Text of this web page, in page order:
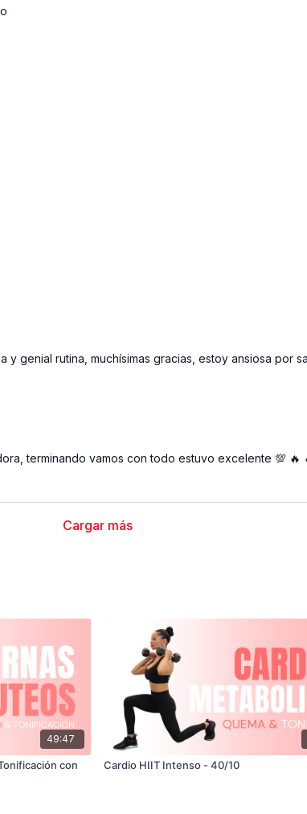
genial rutina, muchísimas gracias, estoy ansiosa por
terminando vamos con todo estuvo excelente 💯 🔥
Cargar más
49:47
con
Cardio HIIT Intenso - 40/10